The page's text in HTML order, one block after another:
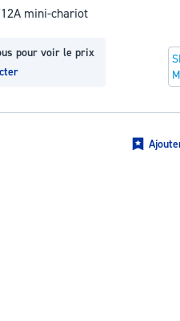
mini-chariot
pour voir le prix